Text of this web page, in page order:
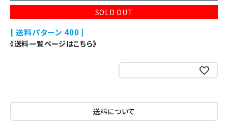
SOLD OUT
送料パターン 400
《送料一覧ページはこちら》
送料について